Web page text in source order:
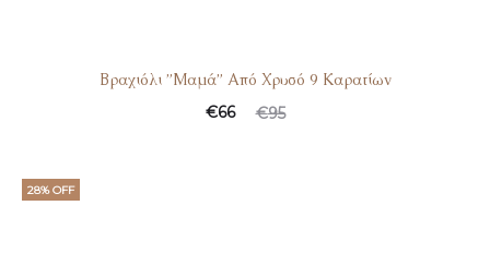
Βραχιόλι ”Μαμά” Από Χρυσό 9 Καρατίων
€95
€66
28% OFF